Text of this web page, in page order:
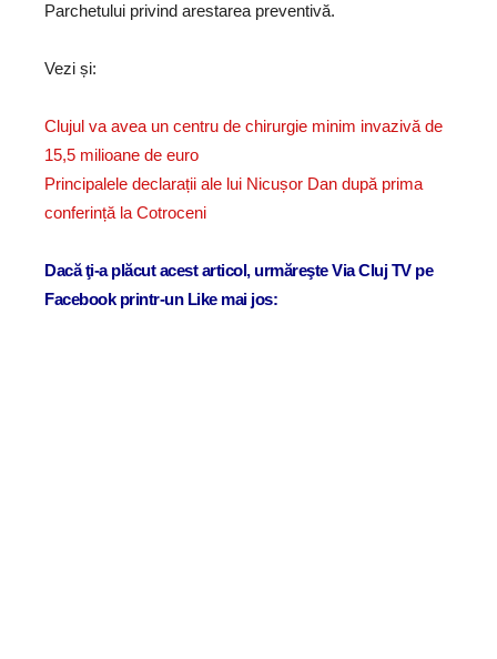
Parchetului privind arestarea preventivă.
Vezi și:
Clujul va avea un centru de chirurgie minim invazivă de
15,5 milioane de euro
Principalele declarații ale lui Nicușor Dan după prima
conferință la Cotroceni
Dacă ţi-a plăcut acest articol, urmăreşte Via Cluj TV pe
Facebook printr-un Like mai jos: